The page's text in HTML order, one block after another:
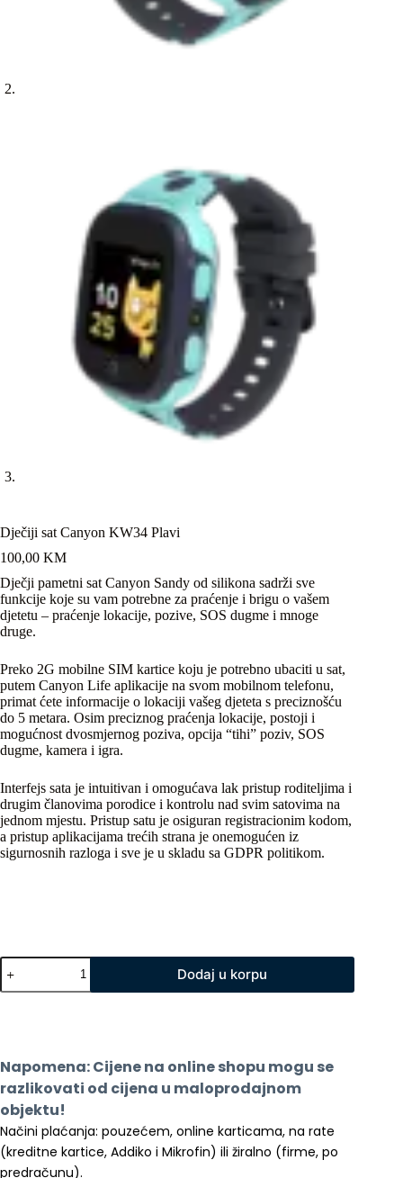
Dječiji sat Canyon KW34 Plavi
100,00 KM
Dječji pametni sat Canyon Sandy od silikona sadrži sve
funkcije koje su vam potrebne za praćenje i brigu o vašem
djetetu – praćenje lokacije, pozive, SOS dugme i mnoge
druge.
Preko 2G mobilne SIM kartice koju je potrebno ubaciti u sat,
putem Canyon Life aplikacije na svom mobilnom telefonu,
primat ćete informacije o lokaciji vašeg djeteta s preciznošću
do 5 metara. Osim preciznog praćenja lokacije, postoji i
mogućnost dvosmjernog poziva, opcija “tihi” poziv, SOS
dugme, kamera i igra.
Interfejs sata je intuitivan i omogućava lak pristup roditeljima i
drugim članovima porodice i kontrolu nad svim satovima na
jednom mjestu. Pristup satu je osiguran registracionim kodom,
a pristup aplikacijama trećih strana je onemogućen iz
sigurnosnih razloga i sve je u skladu sa GDPR politikom.
Dječiji
sat
Canyon
Dodaj u korpu
Napomena: Cijene na online shopu mogu se
razlikovati od cijena u maloprodajnom
objektu!
Načini plaćanja: pouzećem, online karticama, na rate
(kreditne kartice, Addiko i Mikrofin) ili žiralno (firme, po
predračunu).